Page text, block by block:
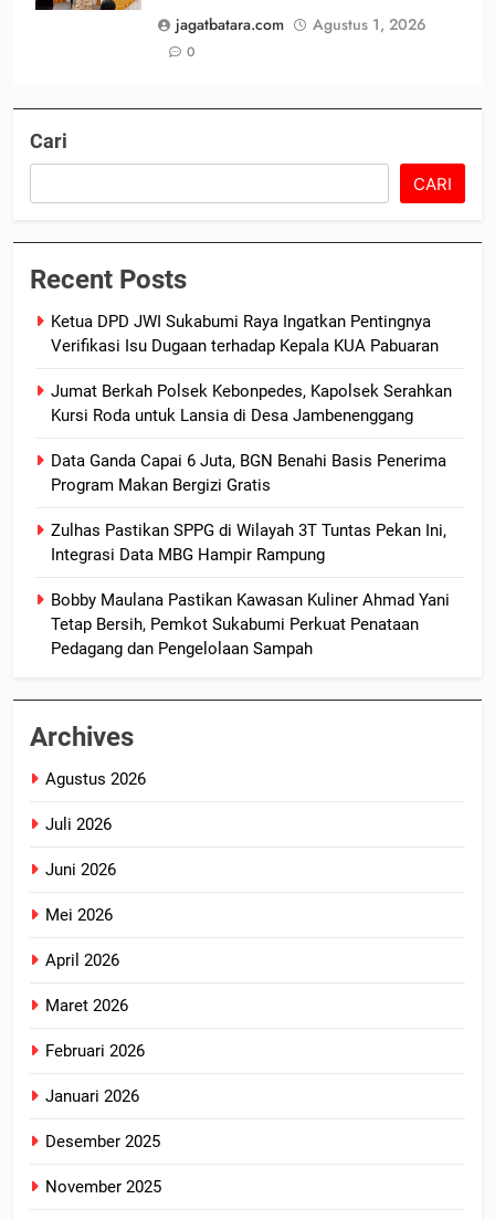
jagatbatara.com
Agustus 1, 2026
0
Cari
CARI
Recent Posts
Ketua DPD JWI Sukabumi Raya Ingatkan Pentingnya
Verifikasi Isu Dugaan terhadap Kepala KUA Pabuaran
Jumat Berkah Polsek Kebonpedes, Kapolsek Serahkan
Kursi Roda untuk Lansia di Desa Jambenenggang
Data Ganda Capai 6 Juta, BGN Benahi Basis Penerima
Program Makan Bergizi Gratis
Zulhas Pastikan SPPG di Wilayah 3T Tuntas Pekan Ini,
Integrasi Data MBG Hampir Rampung
Bobby Maulana Pastikan Kawasan Kuliner Ahmad Yani
Tetap Bersih, Pemkot Sukabumi Perkuat Penataan
Pedagang dan Pengelolaan Sampah
Archives
Agustus 2026
Juli 2026
Juni 2026
Mei 2026
April 2026
Maret 2026
Februari 2026
Januari 2026
Desember 2025
November 2025